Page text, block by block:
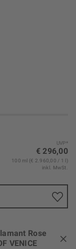
UVP*
€ 296,00
100 ml (€ 2.960,00 / 1 l)
inkl. MwSt.
Rose
VENICE